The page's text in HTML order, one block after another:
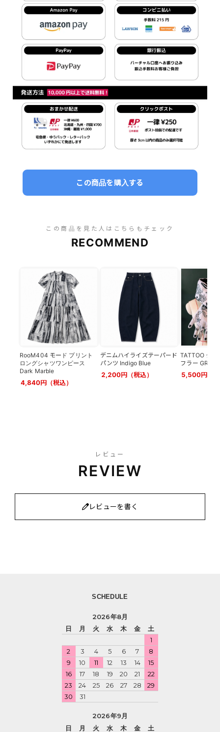
この商品を購入する
この商品を見た人はこちらもチェック
RECOMMEND
RooM404 モード プリント
ロングシャツワンピース
Dark Marble
4,840円（税込）
デニムハイライズテーパード
パンツ Indigo Blue
2,200円（税込）
TATTOO タト
フラー GRAY
5,500円（
レビュー
REVIEW
レビューを書く
SCHEDULE
2026年8月
日
月 火 水 木 金
土
1
2
3 4 5 6 7
8
9
10 11 12 13 14
15
16
17 18 19 20 21
22
23
24 25 26 27 28
29
30
31
2026年9月
日
月 火 水 木 金
土